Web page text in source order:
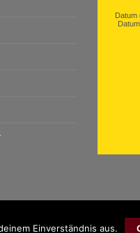
PayPal Bank Cash
Einverständnis aus.